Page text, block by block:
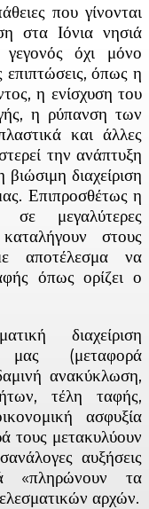
που γίνονται
στα Ιόνια νησιά
όχι μόνο
επιπτώσεις, όπως η
η ενίσχυση του
η ρύπανση των
και άλλες
την ανάπτυξη
διαχείριση
Επιπροσθέτως η
σε μεγαλύτερες
στους
αποτέλεσμα να
όπως ορίζει ο
διαχείριση
(μεταφορά
ανακύκλωση,
τέλη ταφής,
ασφυξία
τους μετακυλύουν
αυξήσεις
«πληρώνουν τα
αρχών.